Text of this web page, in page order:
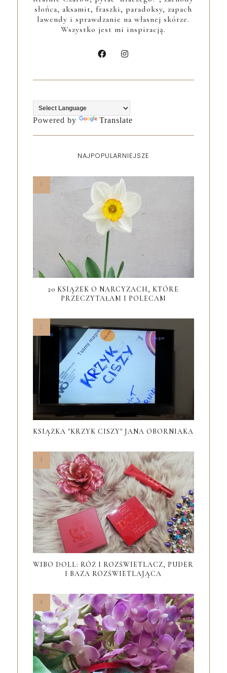
słońca, aksamit, fraszki, paradoksy, zapach
lawendy i sprawdzanie na własnej skórze.
Wszystko jest mi inspiracją.
Powered by Translate
NAJPOPULARNIEJSZE
20 KSIĄŻEK O NARCYZACH, KTÓRE
PRZECZYTAŁAM I POLECAM
KSIĄŻKA "KRZYK CISZY" JANA OBORNIAKA
WIBO DOLL: RÓŻ I ROZŚWIETLACZ, PUDER
I BAZA ROZŚWIETLAJĄCA